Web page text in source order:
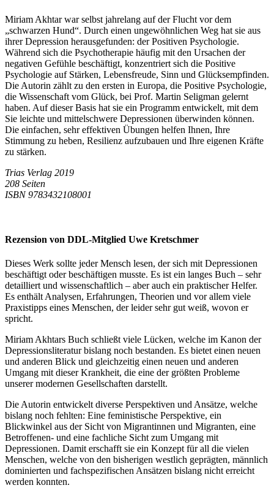
Miriam Akhtar war selbst jahrelang auf der Flucht vor dem
„schwarzen Hund“. Durch einen ungewöhnlichen Weg hat sie aus
ihrer Depression herausgefunden: der Positiven Psychologie.
Während sich die Psychotherapie häufig mit den Ursachen der
negativen Gefühle beschäftigt, konzentriert sich die Positive
Psychologie auf Stärken, Lebensfreude, Sinn und Glücksempfinden.
Die Autorin zählt zu den ersten in Europa, die Positive Psychologie,
die Wissenschaft vom Glück, bei Prof. Martin Seligman gelernt
haben. Auf dieser Basis hat sie ein Programm entwickelt, mit dem
Sie leichte und mittelschwere Depressionen überwinden können.
Die einfachen, sehr effektiven Übungen helfen Ihnen, Ihre
Stimmung zu heben, Resilienz aufzubauen und Ihre eigenen Kräfte
zu stärken.
Trias Verlag 2019
208 Seiten
ISBN 9783432108001
Rezension von DDL-Mitglied Uwe Kretschmer
Dieses Werk sollte jeder Mensch lesen, der sich mit Depressionen
beschäftigt oder beschäftigen musste. Es ist ein langes Buch – sehr
detailliert und wissenschaftlich – aber auch ein praktischer Helfer.
Es enthält Analysen, Erfahrungen, Theorien und vor allem viele
Praxistipps eines Menschen, der leider sehr gut weiß, wovon er
spricht.
Miriam Akhtars Buch schließt viele Lücken, welche im Kanon der
Depressionsliteratur bislang noch bestanden. Es bietet einen neuen
und anderen Blick und gleichzeitig einen neuen und anderen
Umgang mit dieser Krankheit, die eine der größten Probleme
unserer modernen Gesellschaften darstellt.
Die Autorin entwickelt diverse Perspektiven und Ansätze, welche
bislang noch fehlten: Eine feministische Perspektive, ein
Blickwinkel aus der Sicht von Migrantinnen und Migranten, eine
Betroffenen- und eine fachliche Sicht zum Umgang mit
Depressionen. Damit erschafft sie ein Konzept für all die vielen
Menschen, welche von den bisherigen westlich geprägten, männlich
dominierten und fachspezifischen Ansätzen bislang nicht erreicht
werden konnten.